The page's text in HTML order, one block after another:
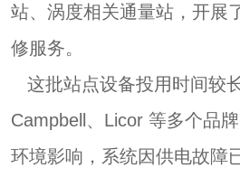
站、涡度相关通量站，开展
修服务。
这批站点设备投用时间较
Campbell、 Licor 等多个品
环境影响，系统因供电故障